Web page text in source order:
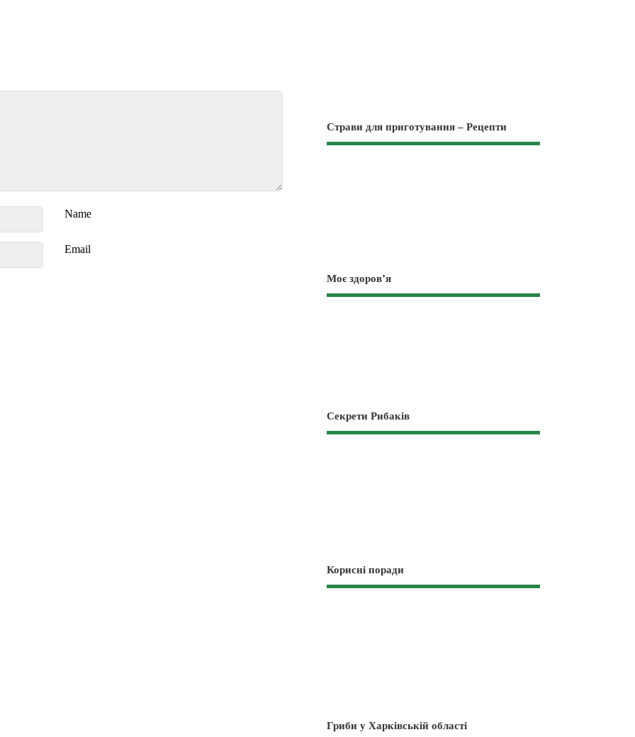
Name
Email
Страви для приготування – Рецепти
Моє здоров’я
Секрети Рибаків
Корисні поради
Гриби у Харківській області